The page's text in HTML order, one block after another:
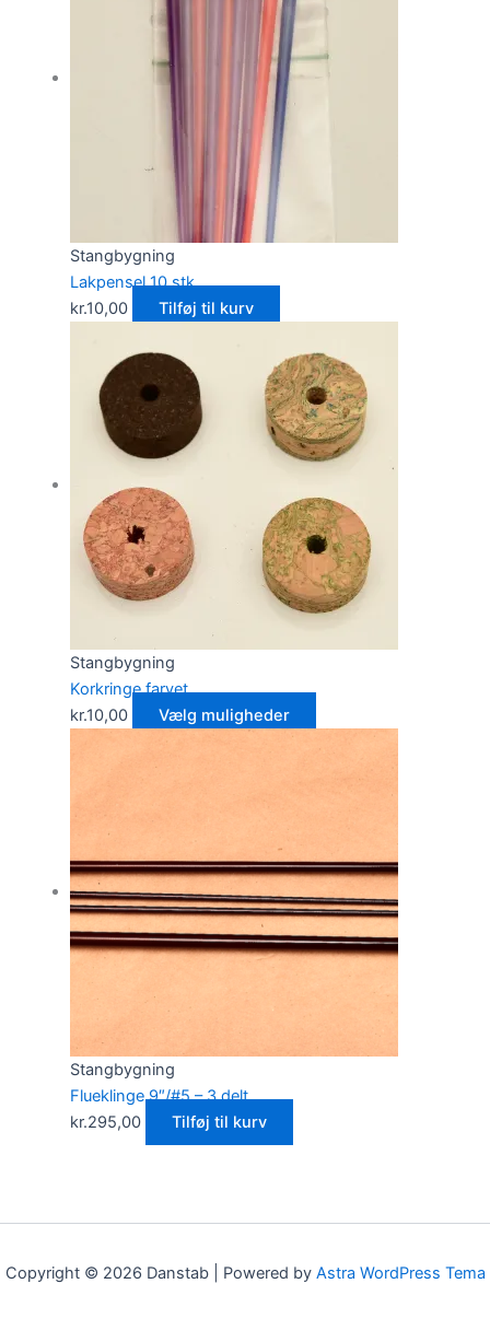
Stangbygning
Lakpensel 10 stk
kr.10,00 Tilføj til kurv
Stangbygning
Korkringe farvet
kr.10,00 Vælg muligheder
Stangbygning
Flueklinge 9″/#5 – 3 delt
kr.295,00 Tilføj til kurv
Copyright © 2026 Danstab | Powered by Astra WordPress Tema